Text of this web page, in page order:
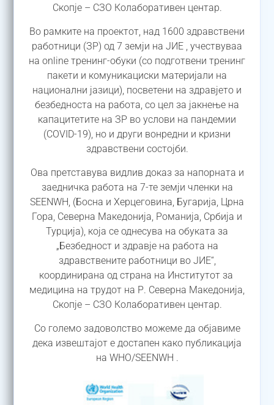
Скопје – СЗО Колаборативен центар.
Во рамките на проектот, над 1600 здравствени
работници (ЗР) од 7 земји на ЈИЕ , учествуваа
на online тренинг-обуки (со подготвени тренинг
пакети и комуникациски материјали на
национални јазици), посветени на здравјето и
безбедноста на работа, со цел за јакнење на
капацитетите на ЗР во услови на пандемии
(COVID-19), но и други вонредни и кризни
здравствени состојби.
Ова претставува видлив доказ за напорната и
заедничка работа на 7-те земји членки на
SEENWH, (Босна и Херцеговина, Бугарија, Црна
Гора, Северна Македонија, Романија, Србија и
Турција), која се однесува на обуката за
„Безбедност и здравје на работа на
здравствените работници во ЈИЕ“,
координирана од страна на Институтот за
медицина на трудот на Р. Северна Македонија,
Скопје – СЗО Колаборативен центар.
Со големо задоволство можеме да објавиме
дека извештајот е достапен како публикација
на WHO/SEENWH .